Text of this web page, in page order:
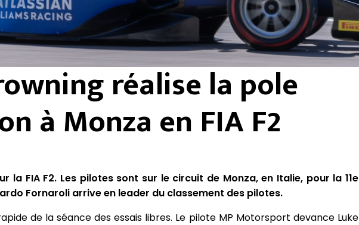
réalise la pole
à Monza en FIA F2
la FIA F2. Les pilotes sont sur le circuit de Monza, en Italie, pour la 11e
Fornaroli arrive en leader du classement des pilotes.
de la séance des essais libres. Le pilote MP Motorsport devance Luke